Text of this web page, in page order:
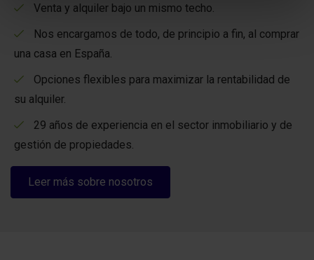
Venta y alquiler bajo un mismo techo.
Nos encargamos de todo, de principio a fin, al comprar
una casa en España.
Opciones flexibles para maximizar la rentabilidad de
su alquiler.
29 años de experiencia en el sector inmobiliario y de
gestión de propiedades.
Leer más sobre nosotros